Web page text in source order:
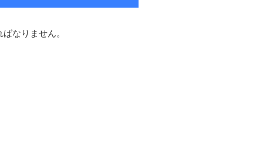
なりません。